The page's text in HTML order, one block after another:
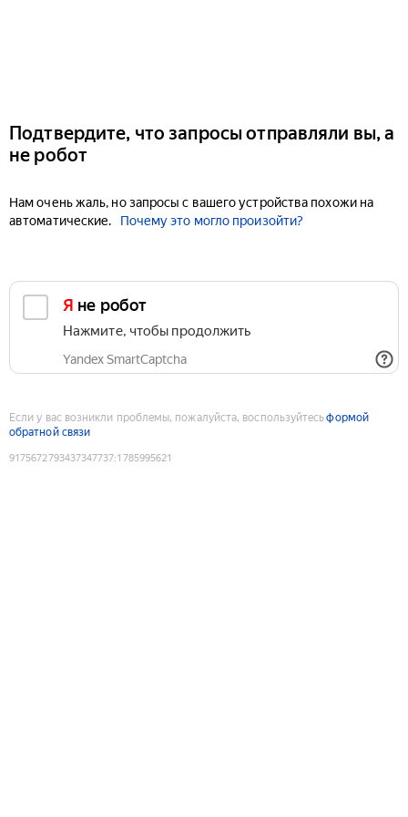
Подтвердите, что запросы отправляли вы, а
не робот
Нам очень жаль, но запросы с вашего устройства похожи на
автоматические.
Почему это могло произойти?
Я не робот
Нажмите, чтобы продолжить
Yandex SmartCaptcha
Если у вас возникли проблемы, пожалуйста, воспользуйтесьформой
обратной связи
9175672793437347737:1785995621